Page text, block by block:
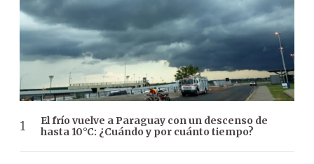
El frío vuelve a Paraguay con un descenso de
hasta 10°C: ¿Cuándo y por cuánto tiempo?